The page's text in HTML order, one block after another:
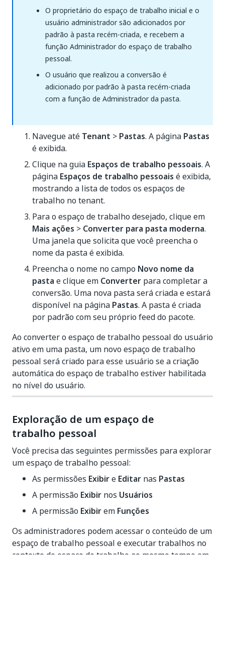
O proprietário do espaço de trabalho inicial e o
usuário administrador são adicionados por
padrão à pasta recém-criada, e recebem a
função Administrador do espaço de trabalho
pessoal.
O usuário que realizou a conversão é
adicionado por padrão à pasta recém-criada
com a função de Administrador da pasta.
Navegue até Tenant > Pastas. A página Pastas
é exibida.
Clique na guia Espaços de trabalho pessoais. A
página Espaços de trabalho pessoais é exibida,
mostrando a lista de todos os espaços de
trabalho no tenant.
Para o espaço de trabalho desejado, clique em
Mais ações > Converter para pasta moderna.
Uma janela que solicita que você preencha o
nome da pasta é exibida.
Preencha o nome no campo Novo nome da
pasta e clique em Converter para completar a
conversão. Uma nova pasta será criada e estará
disponível na página Pastas. A pasta é criada
por padrão com seu próprio feed do pacote.
Ao converter o espaço de trabalho pessoal do usuário
ativo em uma pasta, um novo espaço de trabalho
pessoal será criado para esse usuário se a criação
automática do espaço de trabalho estiver habilitada
no nível do usuário.
Exploração de um espaço de
trabalho pessoal
Você precisa das seguintes permissões para explorar
um espaço de trabalho pessoal:
As permissões Exibire Editar nas Pastas
A permissão Exibir nos Usuários
A permissão Exibirem Funções
Os administradores podem acessar o conteúdo de um
espaço de trabalho pessoal e executar trabalhos no
contexto do espaço de trabalho ao mesmo tempo em